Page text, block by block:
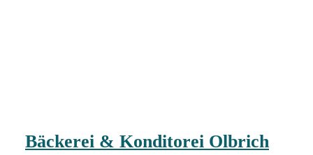
Bäckerei & Konditorei Olbrich